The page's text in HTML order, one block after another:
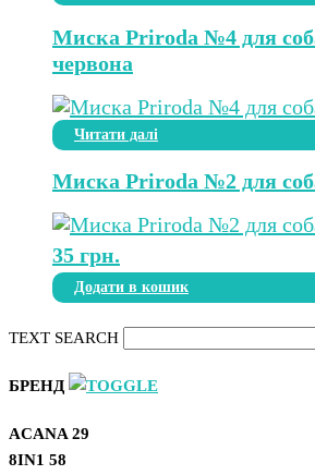
Миска Priroda №4 для
червона
Читати далі
Миска Priroda №2 для
35 грн.
Додати в кошик
TEXT SEARCH
БРЕНД
ACANA 29
8IN1 58